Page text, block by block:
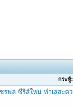
กระทู้:
รพล ซีรีส์ใหม่ ทำเลสะ